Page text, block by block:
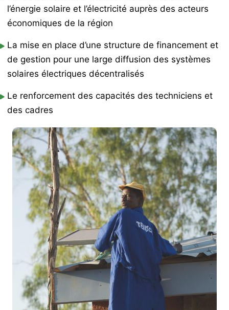
l’énergie solaire et l’électricité auprès des acteurs
économiques de la région
La mise en place d’une structure de financement et
de gestion pour une large diffusion des systèmes
solaires électriques décentralisés
Le renforcement des capacités des techniciens et
des cadres